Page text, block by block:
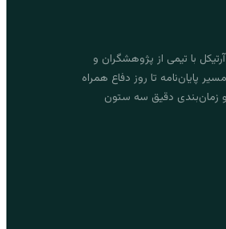
با تیمی از پژوهشگران و
پایان‌نامه تا روز دفاع همراه
زمان‌بندی دقیق سه ستون